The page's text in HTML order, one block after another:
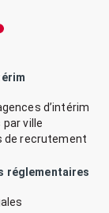
d’intérim
par ville
de recrutement
réglementaires